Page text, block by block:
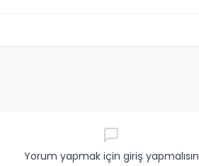
Yorum yapmak için giriş yapmalısın